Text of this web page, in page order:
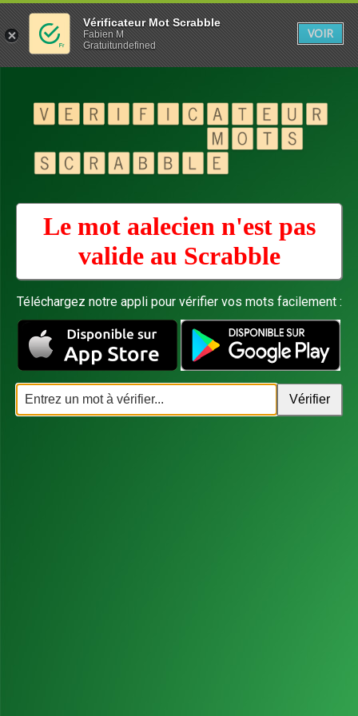
Le mot aalecien n'est pas
valide au Scrabble
Téléchargez notre appli pour vérifier vos mots facilement :
Vérificateur Mot Scrabble
Fabien M
Gratuitundefined
VOIR